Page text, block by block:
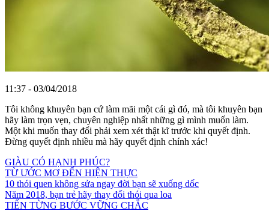
11:37 - 03/04/2018
Tôi không khuyên bạn cứ làm mãi một cái gì đó, mà tôi khuyên bạn
hãy làm trọn vẹn, chuyên nghiệp nhất những gì mình muốn làm.
Một khi muốn thay đổi phải xem xét thật kĩ trước khi quyết định.
Đừng quyết định nhiều mà hãy quyết định chính xác!
GIÀU CÓ HẠNH PHÚC?
TỪ ƯỚC MƠ ĐẾN HIỆN THỰC
10 thói quen không sửa ngay đời bạn sẽ xuống dốc
Năm 2018, bạn trẻ hãy thay đổi thói qua loa
TIẾN TỪNG BƯỚC VỮNG CHẮC